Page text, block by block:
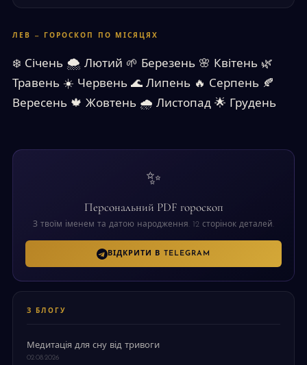
ЛЕВ — ГОРОСКОП ПО МІСЯЦЯХ
❄️ Січень 🌨 Лютий 🌱 Березень 🌸 Квітень 🌿
Травень ☀️ Червень 🌊 Липень 🔥 Серпень 🍂
Вересень 🍁 Жовтень 🌧 Листопад 🌟 Грудень
✨
Персональний PDF гороскоп
З твоїм іменем та датою народження. 12 сторінок деталей.
ВІДКРИТИ В TELEGRAM
З БЛОГУ
Медитація для сну від тривоги
02.08.2026